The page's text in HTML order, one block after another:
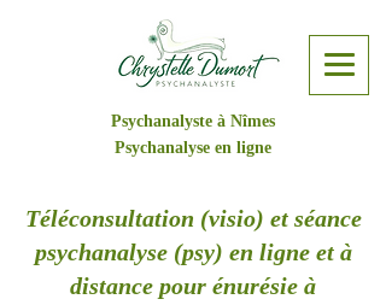
Psychanalyste à Nîmes
Psychanalyse en ligne
Téléconsultation (visio) et séance
psychanalyse (psy) en ligne et à
distance pour énurésie à